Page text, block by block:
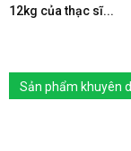
12kg của thạc sĩ...
Sản phẩm khuyên